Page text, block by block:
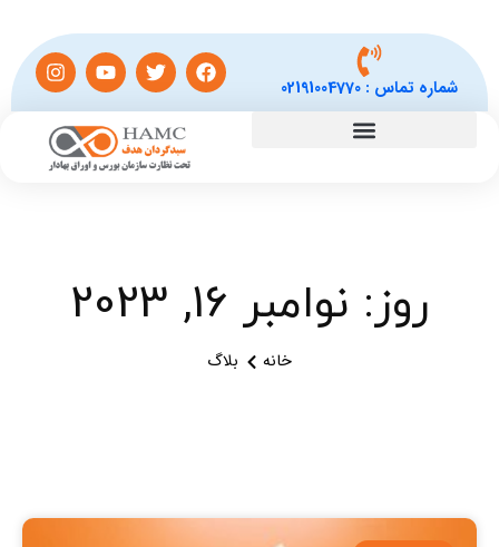
شماره تماس :02191004770
روز: نوامبر 16, 2023
خانه بلاگ